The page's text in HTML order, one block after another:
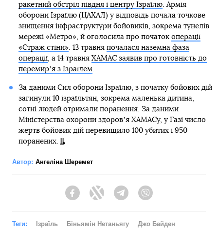
ракетний обстріл півдня і центру Ізраїлю. Армія
оборони Ізраїлю (ЦАХАЛ) у відповідь почала точкове
знищення інфраструктури бойовиків, зокрема тунелів
мережі «Метро», й оголосила про початок операції
«Страж стіни». 13 травня почалася наземна фаза
операції, а 14 травня ХАМАС заявив про готовність до
перемирʼя з Ізраїлем
За даними Сил оборони Ізраїлю, з початку бойових дій
загинули 10 ізраїльтян, зокрема маленька дитина,
сотні людей отримали поранення. За даними
Міністерства охорони здоровʼя ХАМАСу, у Газі число
жертв бойових дій перевищило 100 убитих і 950
поранених.
Автор: Ангеліна Шеремет
FacebookTwitter Telegram
Теги: Ізраїль Біньямін Нетаньягу
Джо Байден